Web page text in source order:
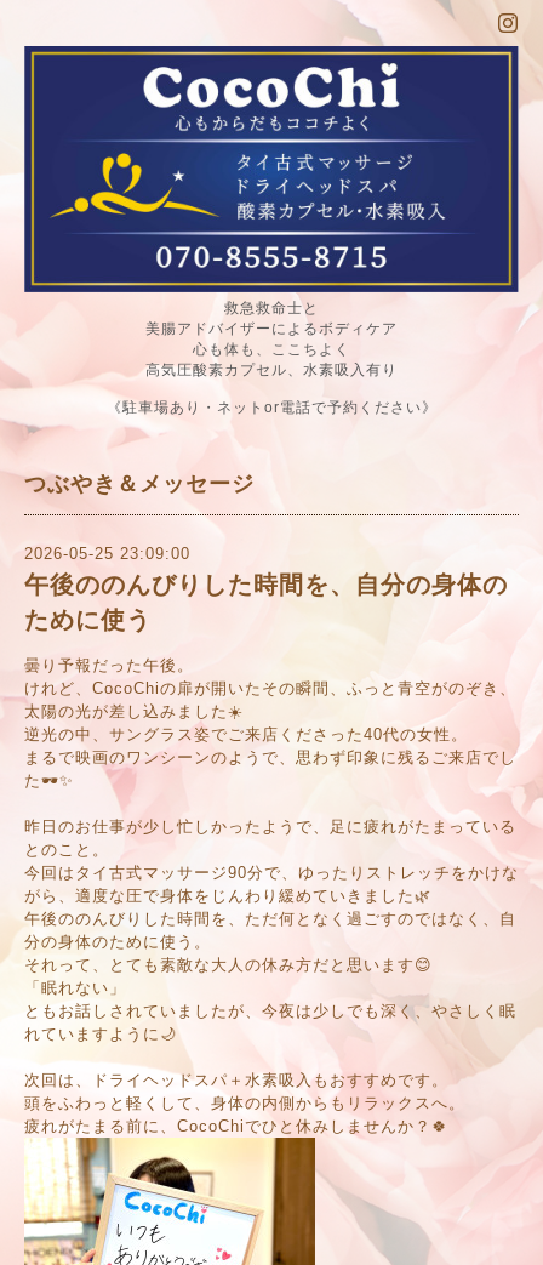
救急救命士と
美腸アドバイザーによるボディケア
心も体も、ここちよく
高気圧酸素カプセル、水素吸入有り
《駐車場あり・ネットor電話で予約ください》
つぶやき＆メッセージ
2026-05-25 23:09:00
午後ののんびりした時間を、自分の身体の
ために使う
曇り予報だった午後。
けれど、CocoChiの扉が開いたその瞬間、ふっと青空がのぞき、
太陽の光が差し込みました☀️
逆光の中、サングラス姿でご来店くださった40代の女性。
まるで映画のワンシーンのようで、思わず印象に残るご来店でし
た🕶️✨
昨日のお仕事が少し忙しかったようで、足に疲れがたまっている
とのこと。
今回はタイ古式マッサージ90分で、ゆったりストレッチをかけな
がら、適度な圧で身体をじんわり緩めていきました🌿
午後ののんびりした時間を、ただ何となく過ごすのではなく、自
分の身体のために使う。
それって、とても素敵な大人の休み方だと思います😊
「眠れない」
ともお話しされていましたが、今夜は少しでも深く、やさしく眠
れていますように🌙
次回は、ドライヘッドスパ＋水素吸入もおすすめです。
頭をふわっと軽くして、身体の内側からもリラックスへ。
疲れがたまる前に、CocoChiでひと休みしませんか？🍀